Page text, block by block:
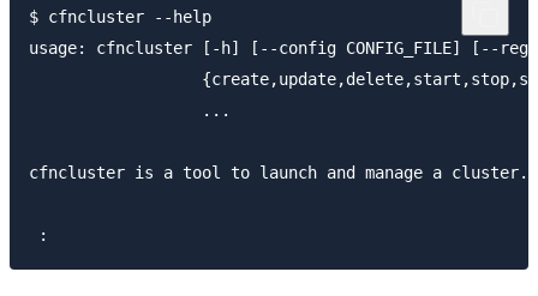
$ cfncluster --help
usage: cfncluster [-h] [--config CONFIG_FILE] [--
                  ...
cfncluster is a tool to launch and manage a cluster.